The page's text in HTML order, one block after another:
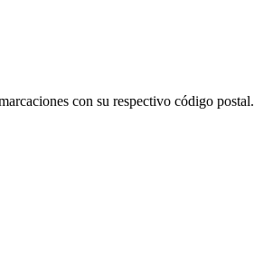
con su respectivo código postal.